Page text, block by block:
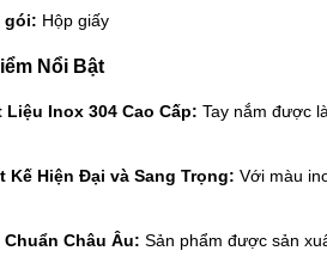
gói: Hộp giấy
Nổi Bật
Liệu Inox 304 Cao Cấp: Tay nắm được
Kế Hiện Đại và Sang Trọng: Với màu
Chuẩn Châu Âu: Sản phẩm được sản